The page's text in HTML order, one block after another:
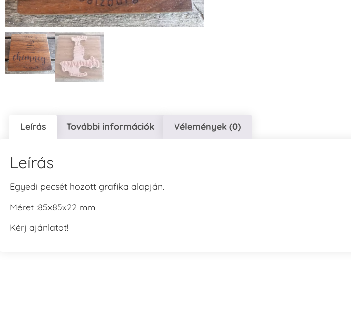
Leírás További információk Vélemények (0)
Leírás
Egyedi pecsét hozott grafika alapján.
Méret :85x85x22 mm
Kérj ajánlatot!